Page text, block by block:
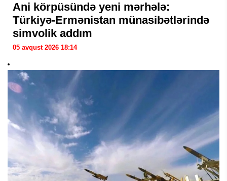
Ani körpüsündə yeni mərhələ:
Türkiyə-Ermənistan münasibətlərində
simvolik addım
05 avqust 2026 18:14